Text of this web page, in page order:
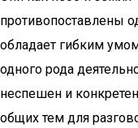
противопоставлены
обладает гибким
одного рода
неспешен и
общих тем для